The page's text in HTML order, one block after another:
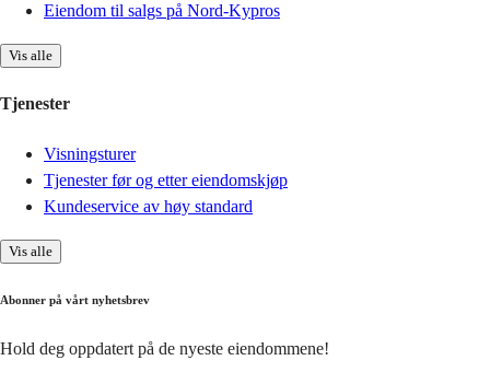
Eiendom til salgs på Nord-Kypros
Vis alle
Tjenester
Visningsturer
Tjenester før og etter eiendomskjøp
Kundeservice av høy standard
Vis alle
Abonner på vårt nyhetsbrev
Hold deg oppdatert på de nyeste eiendommene!